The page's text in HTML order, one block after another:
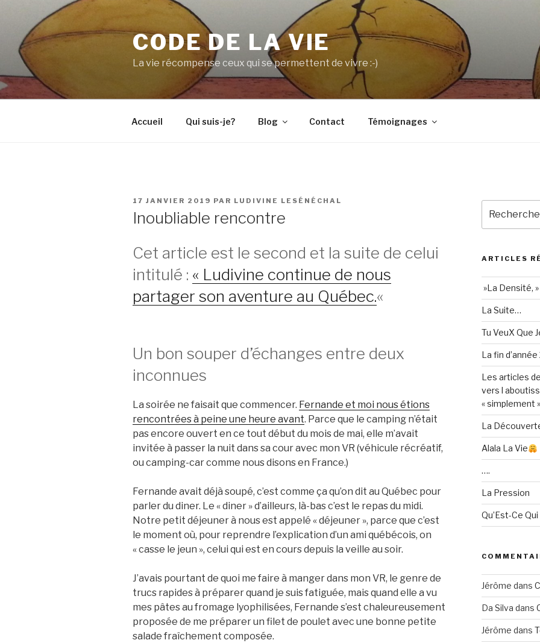
contenu
principal
CODE DE LA VIE
La vie récompense ceux qui se permettent de vivre :-)
Accueil Qui suis-je? Blog Contact Témoignages
PUBLIÉ
17 JANVIER 2019 PAR LUDIVINE LESÉNÉCHAL
Inoubliable rencontre
Cet article est le second et la suite de celui
intitulé : « Ludivine continue de nous
partager son aventure au Québec.«
Un bon souper d’échanges entre deux
inconnues
La soirée ne faisait que commencer. Fernande et moi nous étions
rencontrées à peine une heure avant. Parce que le camping n’était
pas encore ouvert en ce tout début du mois de mai, elle m’avait
invitée à passer la nuit dans sa cour avec mon VR (véhicule récréatif,
ou camping-car comme nous disons en France.)
Fernande avait déjà soupé, c’est comme ça qu’on dit au Québec pour
parler du diner. Le « diner » d’ailleurs, là-bas c’est le repas du midi.
Notre petit déjeuner à nous est appelé « déjeuner », parce que c’est
le moment où, pour reprendre l’explication d’un ami québécois, on
« casse le jeun », celui qui est en cours depuis la veille au soir.
J’avais pourtant de quoi me faire à manger dans mon VR, le genre de
trucs rapides à préparer quand je suis fatiguée, mais quand elle a vu
mes pâtes au fromage lyophilisées, Fernande s’est chaleureusement
proposée de me préparer un filet de poulet avec une bonne petite
salade fraîchement composée.
pour
:
ARTICLES
»La Densité, »
La Suite…
Tu VeuX Que
La fin
Les articles
vers l
« simplement
La
Alala La Vie
….
La Pression
Qu’Est-Ce
Jérôme dans
Da Silva dans
Jérôme dans